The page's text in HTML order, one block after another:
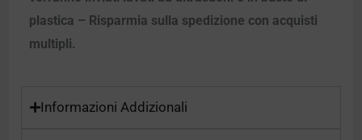
plastica – Risparmia sulla spedizione con acquisti
multipli.
Informazioni Addizionali